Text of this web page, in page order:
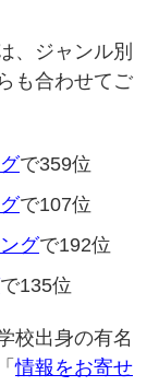
、ジャンル別
も合わせてご
で359位
で107位
グで192位
で135位
校出身の有名
情報をお寄せ